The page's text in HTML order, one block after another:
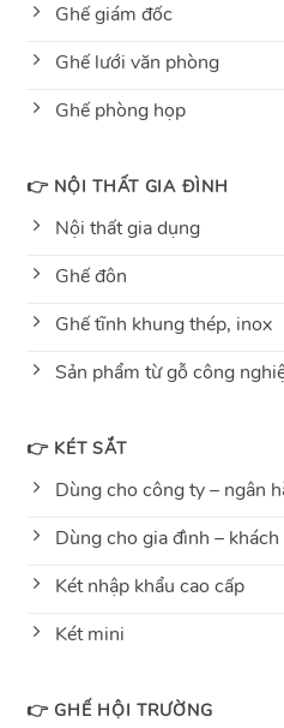
Ghế giám đốc
Ghế lưới văn phòng
Ghế phòng họp
👉 NỘI THẤT GIA ĐÌNH
Nội thất gia dụng
Ghế đôn
Ghế tĩnh khung thép, inox
Sản phẩm từ gỗ công
👉 KÉT SẮT
Dùng cho công ty – ngân
Dùng cho gia đình – khách
Két nhập khẩu cao cấp
Két mini
👉 GHẾ HỘI TRƯỜNG